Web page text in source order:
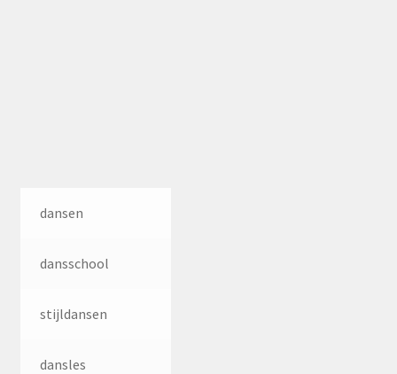
dansen
dansschool
stijldansen
dansles